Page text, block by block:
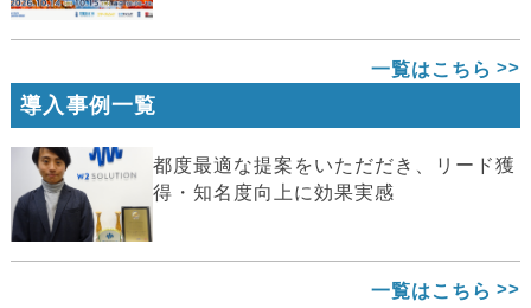
一覧はこちら
導入事例一覧
都度最適な提案をいただだき、リード獲
得・知名度向上に効果実感
一覧はこちら